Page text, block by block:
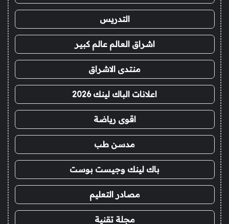
التدريس
اشراق العالم عالم كبير
منتدى الاشراق
اعلانات الباك لينك 2026
اقوى رياضة
مدسن طب
باك لينك وجيست بوست
مصادر التعليم
مجلة تقنية